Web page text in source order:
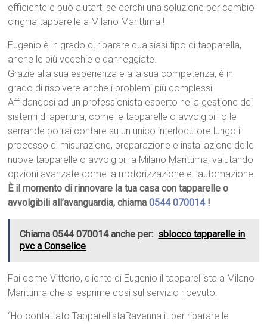
efficiente e può aiutarti se cerchi una soluzione per cambio
cinghia tapparelle a Milano Marittima !
Eugenio è in grado di riparare qualsiasi tipo di tapparella,
anche le più vecchie e danneggiate.
Grazie alla sua esperienza e alla sua competenza, è in
grado di risolvere anche i problemi più complessi.
Affidandosi ad un professionista esperto nella gestione dei
sistemi di apertura, come le tapparelle o avvolgibili o le
serrande potrai contare su un unico interlocutore lungo il
processo di misurazione, preparazione e installazione delle
nuove tapparelle o avvolgibili a Milano Marittima, valutando
opzioni avanzate come la motorizzazione e l’automazione.
È il momento di rinnovare la tua casa con tapparelle o
avvolgibili all’avanguardia, chiama0544 070014!
Chiama 0544 070014 anche per: sblocco tapparelle in
pvc a Conselice
Fai come Vittorio, cliente di Eugenio il tapparellista a Milano
Marittima che si esprime così sul servizio ricevuto:
“Ho contattato TapparellistaRavenna.it per riparare le